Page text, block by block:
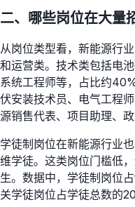
二、哪些岗位在大量
从岗位类型看，新能源行
和运营类。技术类包括电
系统工程师等，占比约
伏安装技术员、电气工程
源销售代表、项目助理、
学徒制岗位在新能源行业
维学徒。这类岗位门槛低
生。数据中，学徒制岗位
关学徒岗位占学徒总数的